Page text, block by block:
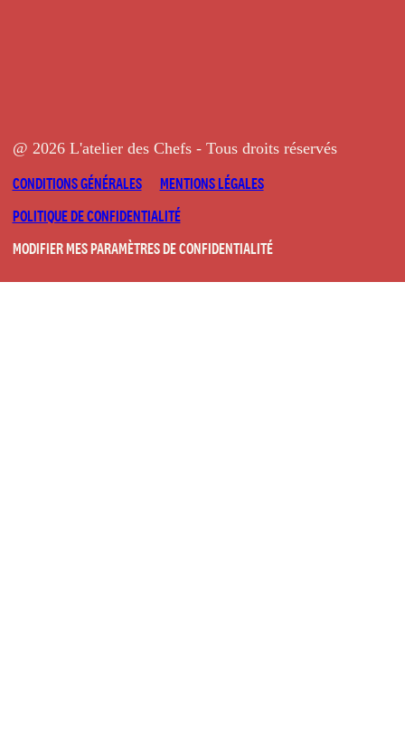
@ 2026 L'atelier des Chefs - Tous droits réservés
CONDITIONS GÉNÉRALES
MENTIONS LÉGALES
POLITIQUE DE CONFIDENTIALITÉ
MODIFIER MES PARAMÈTRES DE CONFIDENTIALITÉ